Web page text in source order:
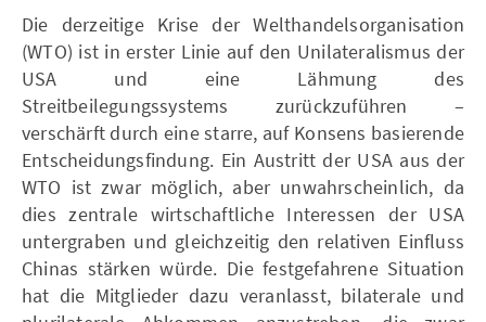
Die derzeitige Krise der Welthandelsorganisation
(WTO) ist in erster Linie auf den Unilateralismus der
USA und eine Lähmung des
Streitbeilegungssystems zurückzuführen –
verschärft durch eine starre, auf Konsens basierende
Entscheidungsfindung. Ein Austritt der USA aus der
WTO ist zwar möglich, aber unwahrscheinlich, da
dies zentrale wirtschaftliche Interessen der USA
untergraben und gleichzeitig den relativen Einfluss
Chinas stärken würde. Die festgefahrene Situation
hat die Mitglieder dazu veranlasst, bilaterale und